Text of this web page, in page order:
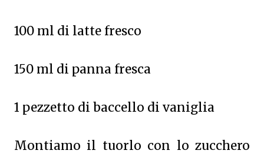
100 ml di latte fresco
150 ml di panna fresca
1 pezzetto di baccello di vaniglia
Montiamo il tuorlo con lo zucchero